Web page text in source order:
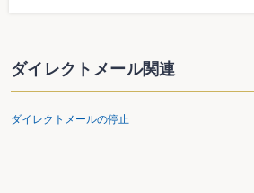
ダイレクトメール関連
ダイレクトメールの停止